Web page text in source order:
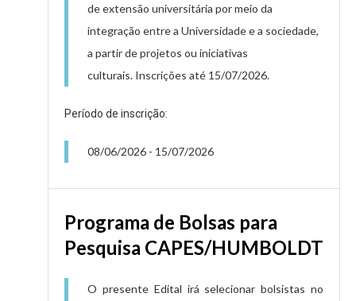
de extensão universitária por meio da
integração entre a Universidade e a sociedade,
a partir de projetos ou iniciativas
culturais. Inscrições até 15/07/2026.
Período de inscrição:
08/06/2026 - 15/07/2026
Programa de Bolsas para
Pesquisa CAPES/HUMBOLDT
O presente Edital irá selecionar bolsistas no